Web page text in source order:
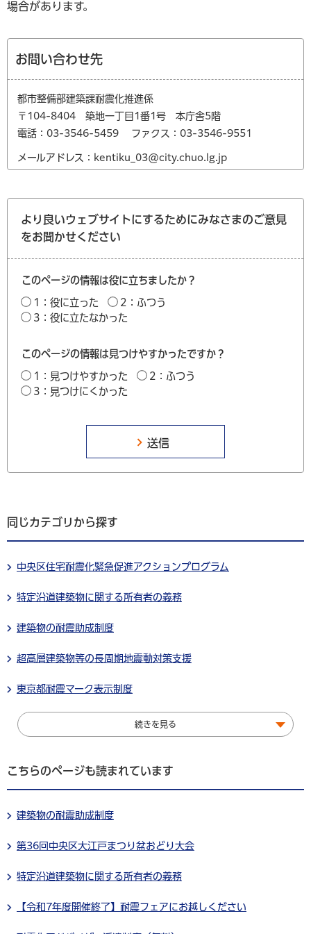
場合があります。
お問い合わせ先
都市整備部建築課耐震化推進係
〒104-8404 築地一丁目1番1号 本庁舎5階
電話：03-3546-5459
ファクス：03-3546-9551
メールアドレス：kentiku_03@city.chuo.lg.jp
より良いウェブサイトにするためにみなさまのご意見
をお聞かせください
このページの情報は役に立ちましたか？
1：役に立った
2：ふつう
3：役に立たなかった
このページの情報は見つけやすかったですか？
1：見つけやすかった
2：ふつう
3：見つけにくかった
同じカテゴリから探す
中央区住宅耐震化緊急促進アクションプログラム
特定沿道建築物に関する所有者の義務
建築物の耐震助成制度
超高層建築物等の長周期地震動対策支援
東京都耐震マーク表示制度
続きを見る
こちらのページも読まれています
建築物の耐震助成制度
第36回中央区大江戸まつり盆おどり大会
特定沿道建築物に関する所有者の義務
【令和7年度開催終了】耐震フェアにお越しください